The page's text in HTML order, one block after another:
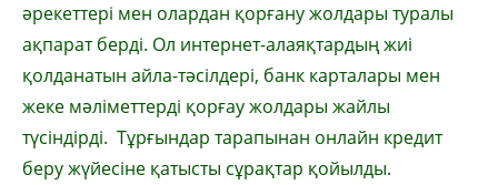
әрекеттері мен олардан қорғану жолдары туралы
ақпарат берді. Ол интернет-алаяқтардың жиі
қолданатын айла-тәсілдері, банк карталары мен
жеке мәліметтерді қорғау жолдары жайлы
түсіндірді. Тұрғындар тарапынан онлайн кредит
беру жүйесіне қатысты сұрақтар қойылды.